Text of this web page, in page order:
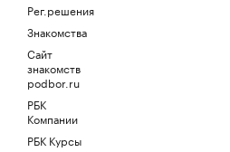
Рег.решения
Знакомства
Сайт
знакомств
podbor.ru
РБК
Компании
РБК Курсы